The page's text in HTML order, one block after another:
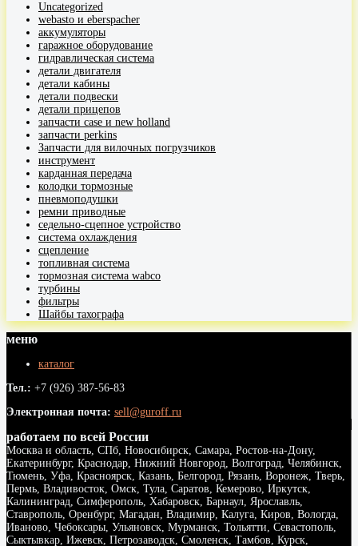
Uncategorized
webasto и eberspacher
аккумуляторы
гаражное оборудование
гидравлическая система
детали двигателя
детали кабины
детали подвески
детали прицепов
запчасти case и new holland
запчасти perkins
Запчасти для вилочных погрузчиков
инструмент
карданная передача
колодки тормозные
пневмоподушки
ремни приводные
седельно-сцепное устройство
система охлаждения
сцепление
топливная система
тормозная система wabco
турбины
фильтры
Шайбы тахографа
меню
каталог
Тел.: +7 (926) 387-56-83
Электронная почта: sell@guroff.ru
работаем по всей России
Москва и область, СПб, Новосибирск, Самара, Ростов-на-Дону,
Екатеринбург, Краснодар, Нижний Новгород, Волгоград, Челябинск,
Тюмень, Уфа, Красноярск, Казань, Белгород, Рязань, Воронеж, Тверь,
Пермь, Владивосток, Омск, Тула, Саратов, Кемерово, Иркутск,
Калининград, Симферополь, Хабаровск, Барнаул, Ярославль,
Ставрополь, Оренбург, Магадан, Владимир, Калуга, Киров, Вологда,
Иваново, Чебоксары, Ульяновск, Мурманск, Тольятти, Севастополь,
Сыктывкар, Ижевск, Петрозаводск, Смоленск, Тамбов, Курск,